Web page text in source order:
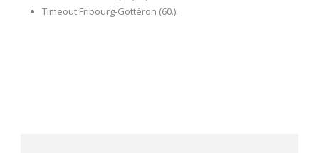
Timeout Fribourg-Gottéron (60.).